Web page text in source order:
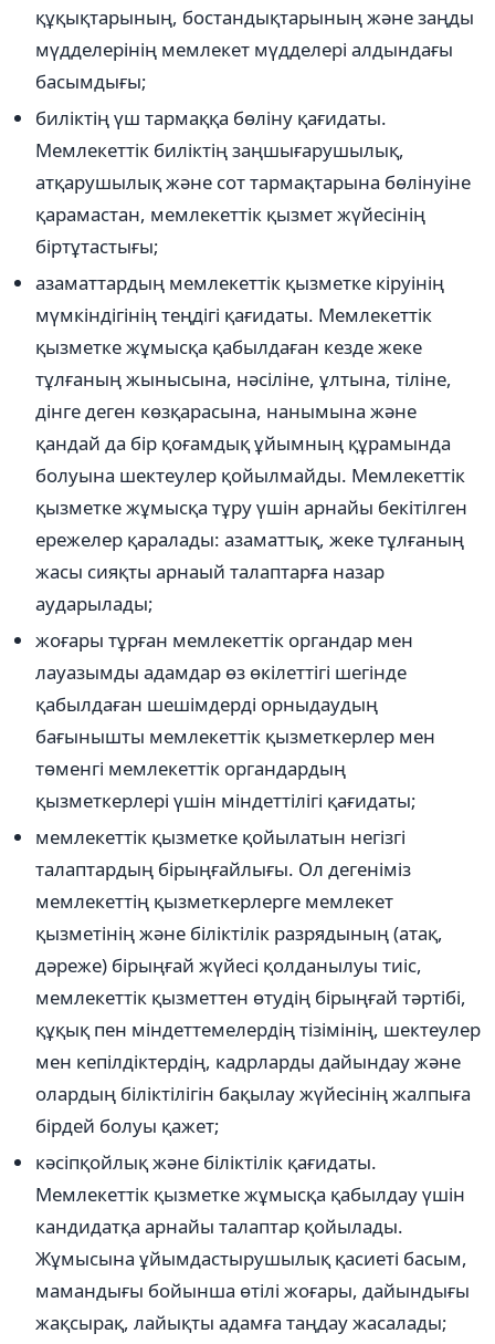
құқықтарының, бостандықтарының және заңды
мүдделерінің мемлекет мүдделері алдындағы
басымдығы;
биліктің үш тармаққа бөліну қағидаты.
Мемлекеттік биліктің заңшығарушылық,
атқарушылық және сот тармақтарына бөлінуіне
қарамастан, мемлекеттік қызмет жүйесінің
біртұтастығы;
азаматтардың мемлекеттік қызметке кіруінің
мүмкіндігінің теңдігі қағидаты. Мемлекеттік
қызметке жұмысқа қабылдаған кезде жеке
тұлғаның жынысына, нәсіліне, ұлтына, тіліне,
дінге деген көзқарасына, нанымына және
қандай да бір қоғамдық ұйымның құрамында
болуына шектеулер қойылмайды. Мемлекеттік
қызметке жұмысқа тұру үшін арнайы бекітілген
ережелер қаралады: азаматтық, жеке тұлғаның
жасы сияқты арнаый талаптарға назар
аударылады;
жоғары тұрған мемлекеттік органдар мен
лауазымды адамдар өз өкілеттігі шегінде
қабылдаған шешімдерді орныдаудың
бағынышты мемлекеттік қызметкерлер мен
төменгі мемлекеттік органдардың
қызметкерлері үшін міндеттілігі қағидаты;
мемлекеттік қызметке қойылатын негізгі
талаптардың бірыңғайлығы. Ол дегеніміз
мемлекеттің қызметкерлерге мемлекет
қызметінің және біліктілік разрядының (атақ,
дәреже) бірыңғай жүйесі қолданылуы тиіс,
мемлекеттік қызметтен өтудің бірыңғай тәртібі,
құқық пен міндеттемелердің тізімінің, шектеулер
мен кепілдіктердің, кадрларды дайындау және
олардың біліктілігін бақылау жүйесінің жалпыға
бірдей болуы қажет;
кәсіпқойлық және біліктілік қағидаты.
Мемлекеттік қызметке жұмысқа қабылдау үшін
кандидатқа арнайы талаптар қойылады.
Жұмысына ұйымдастырушылық қасиеті басым,
мамандығы бойынша өтілі жоғары, дайындығы
жақсырақ, лайықты адамға таңдау жасалады;